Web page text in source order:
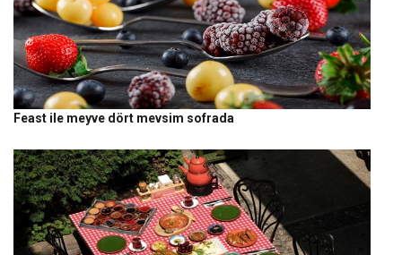
Feast ile meyve dört mevsim sofrada